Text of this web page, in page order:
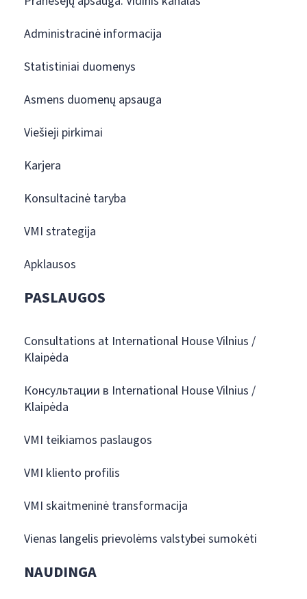
Administracinė informacija
Statistiniai duomenys
Asmens duomenų apsauga
Viešieji pirkimai
Karjera
Konsultacinė taryba
VMI strategija
Apklausos
PASLAUGOS
Consultations at International House Vilnius /
Klaipėda
Консультации в International House Vilnius /
Klaipėda
VMI teikiamos paslaugos
VMI kliento profilis
VMI skaitmeninė transformacija
Vienas langelis prievolėms valstybei sumokėti
NAUDINGA